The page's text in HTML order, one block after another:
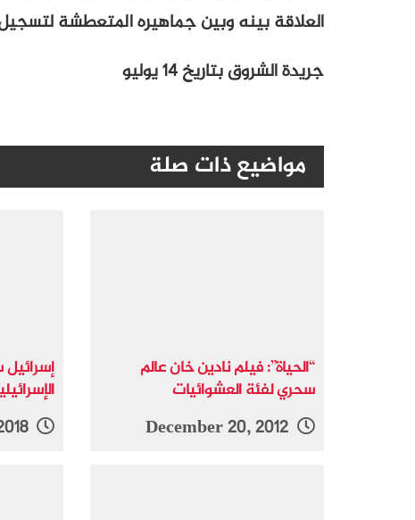
العلاقة بينه وبين جماهيره المتعطشة
جريدة الشروق بتاريخ 14 يوليو
مواضيع ذات صلة
“الحياة”: فيلم نادين خان عالم
سحري لفئة العشوائيات
September 8, 2018